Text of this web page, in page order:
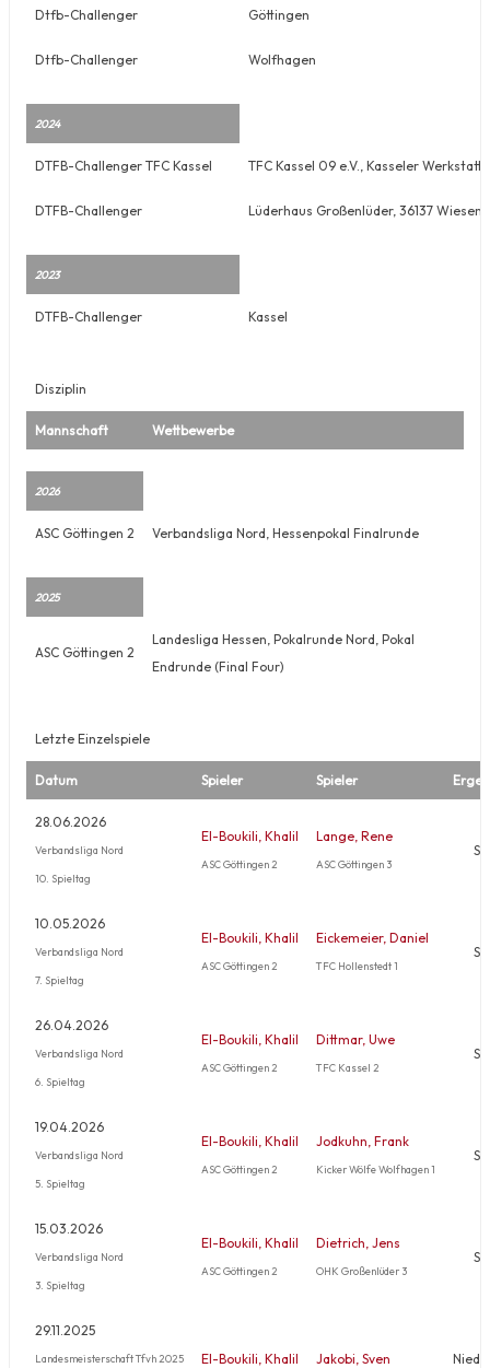
Dtfb-Challenger Göttingen
Dtfb-Challenger Wolfhagen
2024
DTFB-Challenger TFC Kassel TFC Kassel 09 e.V., Kasseler Werkstatt
DTFB-Challenger Lüderhaus Großenlüder, 36137
2023
DTFB-Challenger Kassel
Disziplin
Mannschaft Wettbewerbe
2026
ASC Göttingen 2 Verbandsliga Nord, Hessenpokal Finalrunde
2025
ASC Göttingen 2
Landesliga Hessen, Pokalrunde Nord, Pokal
Endrunde (Final Four)
Letzte Einzelspiele
Datum Spieler Spieler
28.06.2026
Verbandsliga Nord
10. Spieltag
El-Boukili, Khalil
ASC Göttingen 2
Lange, Rene
ASC Göttingen 3
10.05.2026
Verbandsliga Nord
7. Spieltag
El-Boukili, Khalil
ASC Göttingen 2
Eickemeier, Daniel
TFC Hollenstedt 1
26.04.2026
Verbandsliga Nord
6. Spieltag
El-Boukili, Khalil
ASC Göttingen 2
Dittmar, Uwe
TFC Kassel 2
19.04.2026
Verbandsliga Nord
5. Spieltag
El-Boukili, Khalil
ASC Göttingen 2
Jodkuhn, Frank
Kicker Wölfe Wolfhagen 1
15.03.2026
Verbandsliga Nord
3. Spieltag
El-Boukili, Khalil
ASC Göttingen 2
Dietrich, Jens
OHK Großenlüder 3
29.11.2025
Landesmeisterschaft Tfvh 2025 El-Boukili, Khalil Jakobi, Sven